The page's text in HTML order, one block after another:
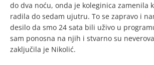
do dva noću, onda je koleginica zamenila
radila do sedam ujutru. To se zapravo i
desilo da smo 24 sata bili uživo u
sam ponosna na njih i stvarno su
zaključila je Nikolić.